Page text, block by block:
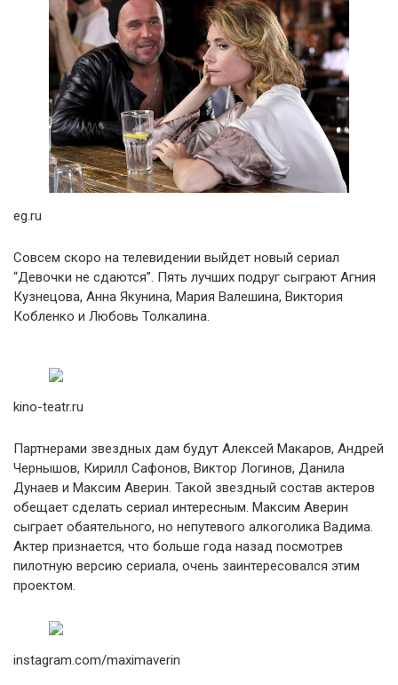
eg.ru
Совсем скоро на телевидении выйдет новый сериал
“Девочки не сдаются”. Пять лучших подруг сыграют Агния
Кузнецова, Анна Якунина, Мария Валешина, Виктория
Кобленко и Любовь Толкалина.
kino-teatr.ru
Партнерами звездных дам будут Алексей Макаров, Андрей
Чернышов, Кирилл Сафонов, Виктор Логинов, Данила
Дунаев и Максим Аверин. Такой звездный состав актеров
обещает сделать сериал интересным. Максим Аверин
сыграет обаятельного, но непутевого алкоголика Вадима.
Актер признается, что больше года назад посмотрев
пилотную версию сериала, очень заинтересовался этим
проектом.
instagram.com/maximaverin